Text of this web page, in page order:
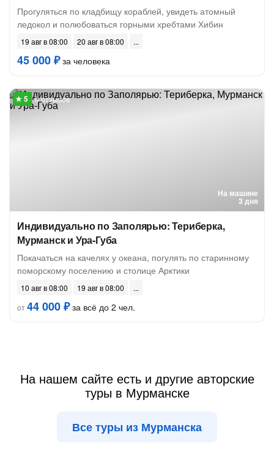
Прогуляться по кладбищу кораблей, увидеть атомный
ледокол и полюбоваться горными хребтами Хибин
19 авг в 08:00 20 авг в 08:00
45 000 ₽за человека
На машине
3 дня
6 отзывов
Индивидуально по Заполярью: Териберка,
Мурманск и Ура-Губа
Покачаться на качелях у океана, погулять по старинному
поморскому поселению и столице Арктики
10 авг в 08:00
19 авг в 08:00
от44 000 ₽за всё до 2 чел.
На нашем сайте есть и другие авторские
туры в Мурманске
Все туры из Мурманска